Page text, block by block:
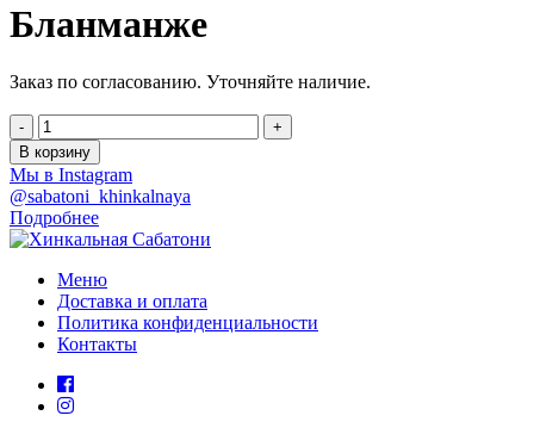
Бланманже
Заказ по согласованию. Уточняйте наличие.
-
+
В корзину
Мы в Instagram
@sabatoni_khinkalnaya
Подробнее
Меню
Доставка и оплата
Политика конфиденциальности
Контакты